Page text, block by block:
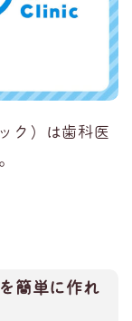
ク）は歯科医
簡単に作れ